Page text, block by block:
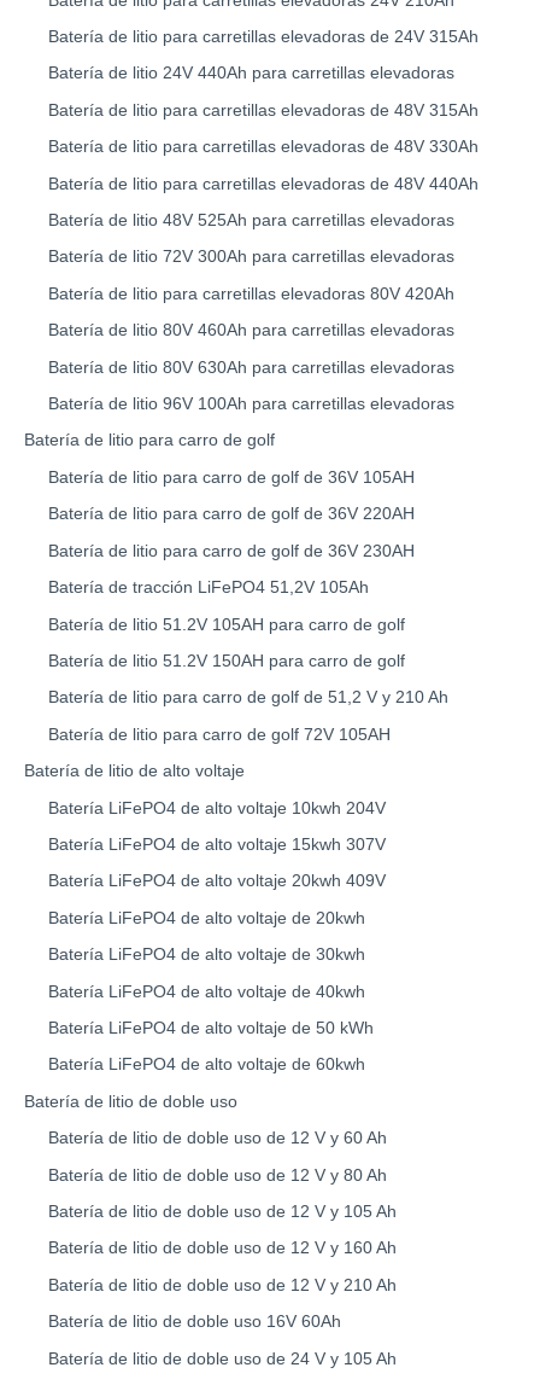
Batería de litio para carretillas elevadoras de 24V 315Ah
Batería de litio 24V 440Ah para carretillas elevadoras
Batería de litio para carretillas elevadoras de 48V 315Ah
Batería de litio para carretillas elevadoras de 48V 330Ah
Batería de litio para carretillas elevadoras de 48V 440Ah
Batería de litio 48V 525Ah para carretillas elevadoras
Batería de litio 72V 300Ah para carretillas elevadoras
Batería de litio para carretillas elevadoras 80V 420Ah
Batería de litio 80V 460Ah para carretillas elevadoras
Batería de litio 80V 630Ah para carretillas elevadoras
Batería de litio 96V 100Ah para carretillas elevadoras
Batería de litio para carro de golf
Batería de litio para carro de golf de 36V 105AH
Batería de litio para carro de golf de 36V 220AH
Batería de litio para carro de golf de 36V 230AH
Batería de tracción LiFePO4 51,2V 105Ah
Batería de litio 51.2V 105AH para carro de golf
Batería de litio 51.2V 150AH para carro de golf
Batería de litio para carro de golf de 51,2 V y 210 Ah
Batería de litio para carro de golf 72V 105AH
Batería de litio de alto voltaje
Batería LiFePO4 de alto voltaje 10kwh 204V
Batería LiFePO4 de alto voltaje 15kwh 307V
Batería LiFePO4 de alto voltaje 20kwh 409V
Batería LiFePO4 de alto voltaje de 20kwh
Batería LiFePO4 de alto voltaje de 30kwh
Batería LiFePO4 de alto voltaje de 40kwh
Batería LiFePO4 de alto voltaje de 50 kWh
Batería LiFePO4 de alto voltaje de 60kwh
Batería de litio de doble uso
Batería de litio de doble uso de 12 V y 60 Ah
Batería de litio de doble uso de 12 V y 80 Ah
Batería de litio de doble uso de 12 V y 105 Ah
Batería de litio de doble uso de 12 V y 160 Ah
Batería de litio de doble uso de 12 V y 210 Ah
Batería de litio de doble uso 16V 60Ah
Batería de litio de doble uso de 24 V y 105 Ah